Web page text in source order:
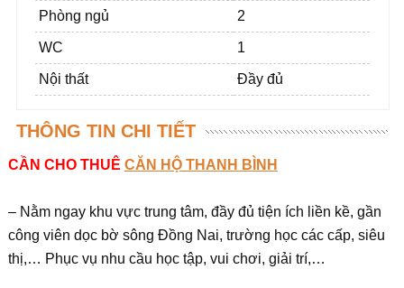
Phòng ngủ 2
WC 1
Nội thất Đầy đủ
THÔNG TIN CHI TIẾT
CẦN CHO THUÊ CĂN HỘ THANH BÌNH
– Nằm ngay khu vực trung tâm, đầy đủ tiện ích liền kề, gần
công viên dọc bờ sông Đồng Nai, trường học các cấp, siêu
thị,… Phục vụ nhu cầu học tập, vui chơi, giải trí,…